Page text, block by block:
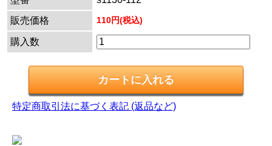
販売価格
110円(税込)
購入数
特定商取引法に基づく表記 (返品など)